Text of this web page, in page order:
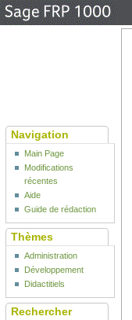
Navigation
Main Page
Modifications
récentes
Aide
Guide de rédaction
Thèmes
Administration
Développement
Didactitiels
Rechercher